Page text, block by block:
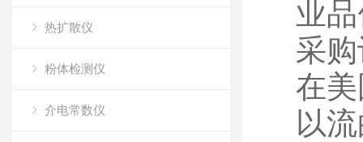
热扩散仪
粉体检测仪
介电常数仪
业
采
在
以